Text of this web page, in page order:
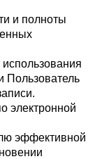
и полноты
Пользователь
электронной
эффективной